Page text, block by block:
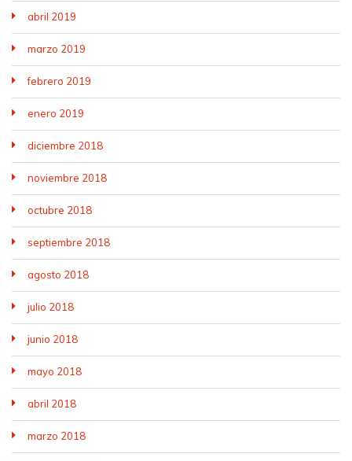
abril 2019
marzo 2019
febrero 2019
enero 2019
diciembre 2018
noviembre 2018
octubre 2018
septiembre 2018
agosto 2018
julio 2018
junio 2018
mayo 2018
abril 2018
marzo 2018